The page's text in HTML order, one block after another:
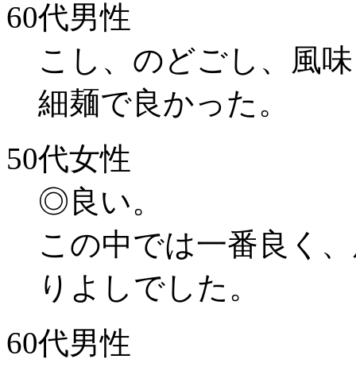
60代男性
こし、のどごし、風
細麺で良かった。
50代女性
◎良い。
この中では一番良く
りよしでした。
60代男性